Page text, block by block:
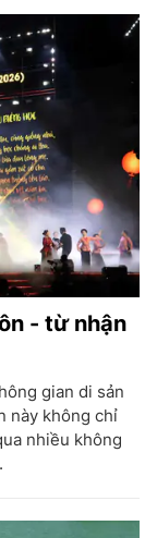
- từ nhận
gian di sản
này không chỉ
nhiều không